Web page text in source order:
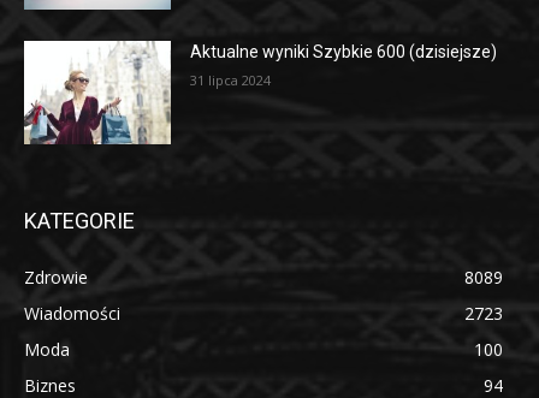
Aktualne wyniki Szybkie 600 (dzisiejsze)
31 lipca 2024
KATEGORIE
Zdrowie
8089
Wiadomości
2723
Moda
100
Biznes
94